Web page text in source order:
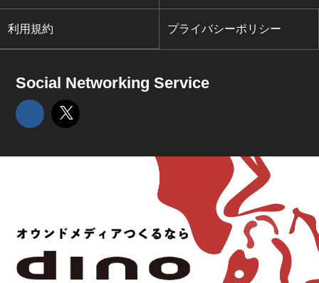
利用規約 プライバシーポリシー
Social Networking Service